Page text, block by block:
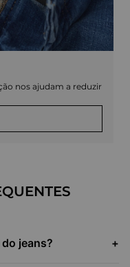
nos ajudam a reduzir
jeans? +